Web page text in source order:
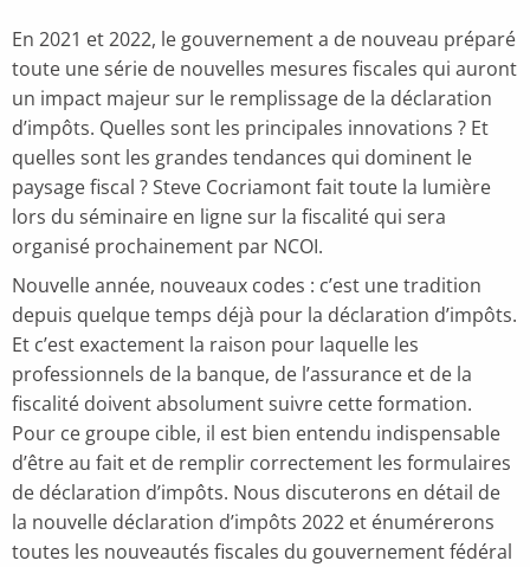
En 2021 et 2022, le gouvernement a de nouveau préparé
toute une série de nouvelles mesures fiscales qui auront
un impact majeur sur le remplissage de la déclaration
d’impôts. Quelles sont les principales innovations ? Et
quelles sont les grandes tendances qui dominent le
paysage fiscal ? Steve Cocriamont fait toute la lumière
lors du séminaire en ligne sur la fiscalité qui sera
organisé prochainement par NCOI.
Nouvelle année, nouveaux codes : c’est une tradition
depuis quelque temps déjà pour la déclaration d’impôts.
Et c’est exactement la raison pour laquelle les
professionnels de la banque, de l’assurance et de la
fiscalité doivent absolument suivre cette formation.
Pour ce groupe cible, il est bien entendu indispensable
d’être au fait et de remplir correctement les formulaires
de déclaration d’impôts. Nous discuterons en détail de
la nouvelle déclaration d’impôts 2022 et énumérerons
toutes les nouveautés fiscales du gouvernement fédéral